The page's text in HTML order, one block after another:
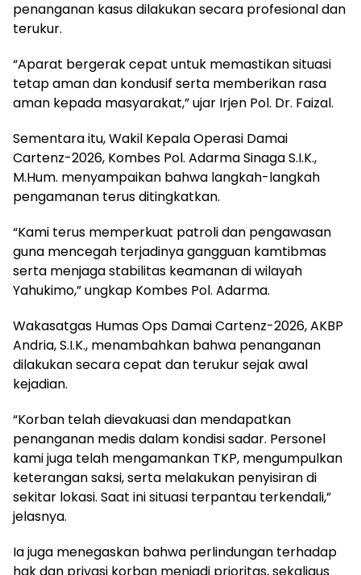
penanganan kasus dilakukan secara profesional dan
terukur.
“Aparat bergerak cepat untuk memastikan situasi
tetap aman dan kondusif serta memberikan rasa
aman kepada masyarakat,” ujar Irjen Pol. Dr. Faizal.
Sementara itu, Wakil Kepala Operasi Damai
Cartenz-2026, Kombes Pol. Adarma Sinaga S.I.K.,
M.Hum. menyampaikan bahwa langkah-langkah
pengamanan terus ditingkatkan.
“Kami terus memperkuat patroli dan pengawasan
guna mencegah terjadinya gangguan kamtibmas
serta menjaga stabilitas keamanan di wilayah
Yahukimo,” ungkap Kombes Pol. Adarma.
Wakasatgas Humas Ops Damai Cartenz-2026, AKBP
Andria, S.I.K., menambahkan bahwa penanganan
dilakukan secara cepat dan terukur sejak awal
kejadian.
“Korban telah dievakuasi dan mendapatkan
penanganan medis dalam kondisi sadar. Personel
kami juga telah mengamankan TKP, mengumpulkan
keterangan saksi, serta melakukan penyisiran di
sekitar lokasi. Saat ini situasi terpantau terkendali,”
jelasnya.
Ia juga menegaskan bahwa perlindungan terhadap
hak dan privasi korban menjadi prioritas, sekaligus